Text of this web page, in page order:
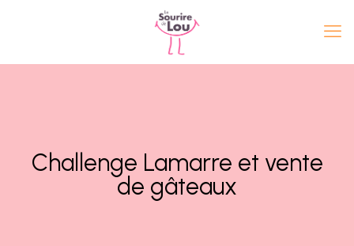
Challenge Lamarre et vente
de gâteaux